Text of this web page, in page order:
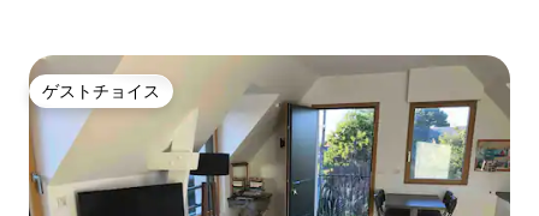
ゲストチョイス
ゲストチョイス